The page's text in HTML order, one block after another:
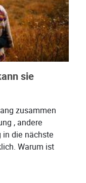
sie
zusammen
, andere
in die nächste
Warum ist